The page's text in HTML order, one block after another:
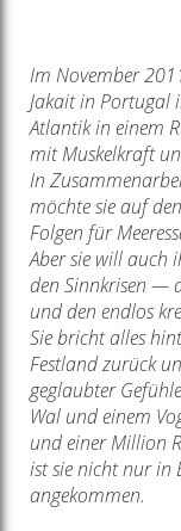
Im November
Jakait in Portugal
Atlantik in einem
mit Muskelkraft
In
möchte sie auf
Folgen für
Aber sie will auch
den Sinnkrisen —
und den endlos
Sie bricht alles
Festland zurück
geglaubter
Wal und einem
und einer Million
ist sie nicht nur in
angekommen.